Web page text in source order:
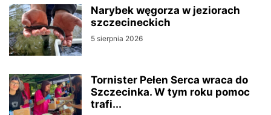
Narybek węgorza w jeziorach
szczecineckich
5 sierpnia 2026
Tornister Pełen Serca wraca do
Szczecinka. W tym roku pomoc
trafi...